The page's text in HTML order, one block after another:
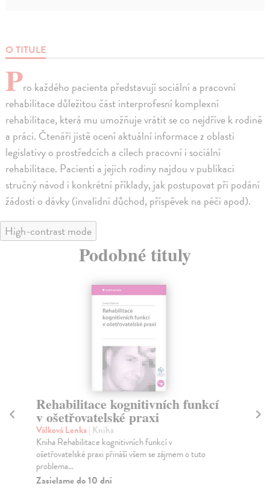
O TITULE
Pro každého pacienta představují sociální a pracovní
rehabilitace důležitou část interprofesní komplexní
rehabilitace, která mu umožňuje vrátit se co nejdříve k rodině
a práci. Čtenáři jistě ocení aktuální informace z oblasti
legislativy o prostředcích a cílech pracovní i sociální
rehabilitace. Pacienti a jejich rodiny najdou v publikaci
stručný návod i konkrétní příklady, jak postupovat při podání
žádosti o dávky (invalidní důchod, příspěvek na péči apod).
High-contrast mode
Podobné tituly
Rehabilitace kognitivních funkcí
v ošetřovatelské praxi
Válková Lenka| Kniha
Kniha Rehabilitace kognitivních funkcí v
ošetřovatelské praxi přináší všem se zájmem o tuto
problema...
Zasielame do 10 dní